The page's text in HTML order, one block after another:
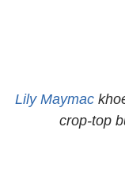
Lily Maymac
crop-top